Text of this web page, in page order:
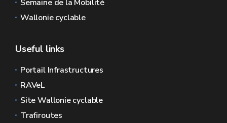
Semaine de la Mobilité
Wallonie cyclable
Useful links
Portail Infrastructures
RAVeL
Site Wallonie cyclable
Trafiroutes